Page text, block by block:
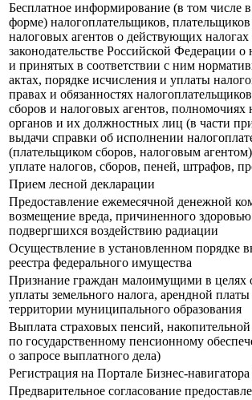
Бесплатное информирование (в том числе
форме) налогоплательщиков,
налоговых агентов о действующих налогах
законодательстве Российской Федерации о
и принятых в соответствии с ним
актах, порядке исчисления и уплаты
правах и обязанностях
сборов и налоговых агентов, полномочиях
органов и их должностных лиц (в части
выдачи справки об исполнении
(плательщиком сборов, налоговым
уплате налогов, сборов, пеней, штрафов,
Прием лесной декларации
Предоставление ежемесячной денежной
возмещение вреда, причиненного
подвергшихся воздействию радиации
Осуществление в установленном порядке
реестра федерального имущества
Признание граждан малоимущими в целях
уплаты земельного налога, арендной
территории муниципального образования
Выплата страховых пенсий,
по государственному пенсионному
о запросе выплатного дела)
Регистрация на Портале Бизнес-
Предварительное согласование